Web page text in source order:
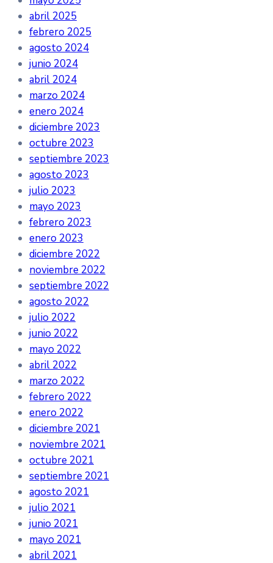
abril 2025
febrero 2025
agosto 2024
junio 2024
abril 2024
marzo 2024
enero 2024
diciembre 2023
octubre 2023
septiembre 2023
agosto 2023
julio 2023
mayo 2023
febrero 2023
enero 2023
diciembre 2022
noviembre 2022
septiembre 2022
agosto 2022
julio 2022
junio 2022
mayo 2022
abril 2022
marzo 2022
febrero 2022
enero 2022
diciembre 2021
noviembre 2021
octubre 2021
septiembre 2021
agosto 2021
julio 2021
junio 2021
mayo 2021
abril 2021